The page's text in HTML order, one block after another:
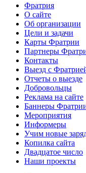
Фратрия
О сайте
Об организации
Цели и задачи
Карты Фратрии
Партнеры
Контакты
Выезд с
Отчеты о выезде
Добровольцы
Реклама на сайте
Баннеры
Мероприятия
Информеры
Учим новые
Копилка сайта
Двадцатое число
Наши проекты